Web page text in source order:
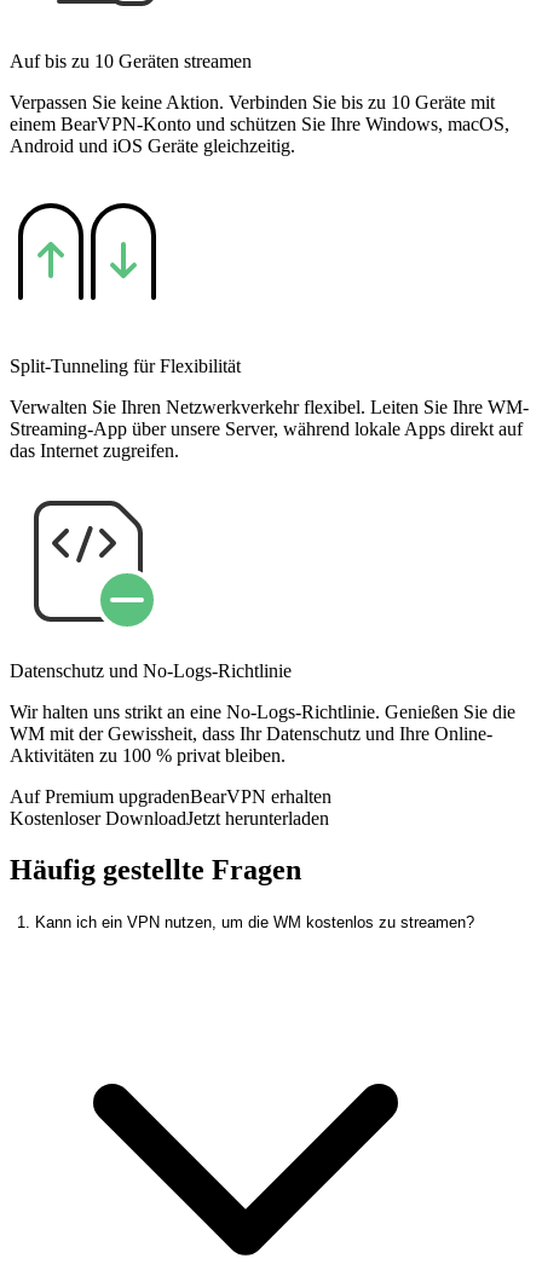
Auf bis zu 10 Geräten streamen
Verpassen Sie keine Aktion. Verbinden Sie bis zu 10 Geräte mit
einem BearVPN-Konto und schützen Sie Ihre Windows, macOS,
Android und iOS Geräte gleichzeitig.
Split-Tunneling für Flexibilität
Verwalten Sie Ihren Netzwerkverkehr flexibel. Leiten Sie Ihre WM-
Streaming-App über unsere Server, während lokale Apps direkt auf
das Internet zugreifen.
Datenschutz und No-Logs-Richtlinie
Wir halten uns strikt an eine No-Logs-Richtlinie. Genießen Sie die
WM mit der Gewissheit, dass Ihr Datenschutz und Ihre Online-
Aktivitäten zu 100 % privat bleiben.
Auf Premium upgradenBearVPN erhalten
Kostenloser DownloadJetzt herunterladen
Häufig gestellte Fragen
1. Kann ich ein VPN nutzen, um die WM kostenlos zu streamen?